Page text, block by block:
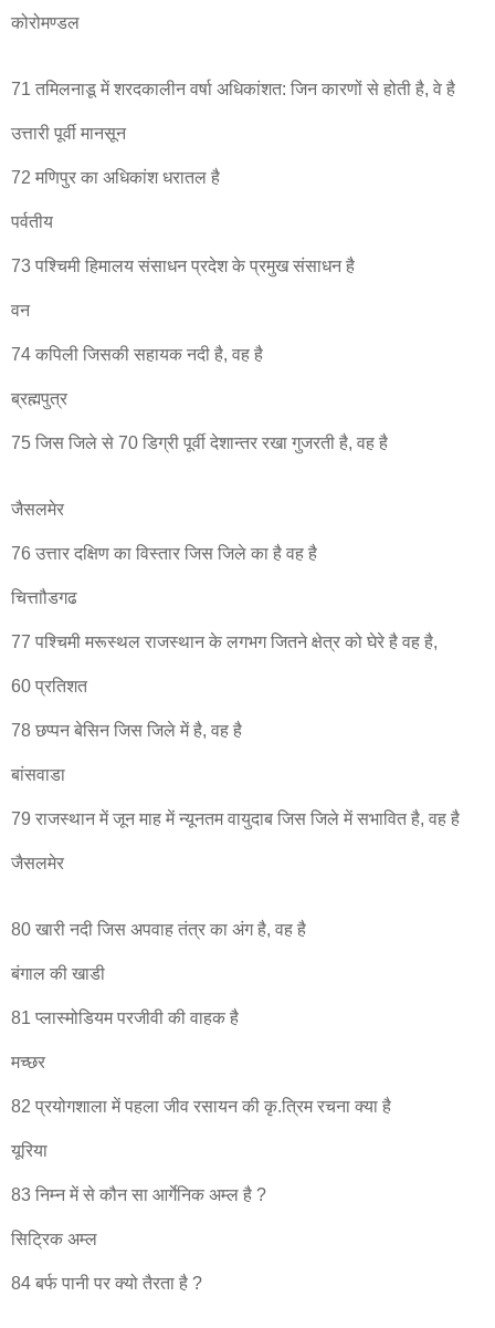
कोरोमण्डल
71 तमिलनाडू में शरदकालीन वर्षा अधिकांशत: जिन कारणों से होती है, वे है
उत्तारी पूर्वी मानसून
72 मणिपुर का अधिकांश धरातल है
पर्वतीय
73 पश्चिमी हिमालय संसाधन प्रदेश के प्रमुख संसाधन है
वन
74 कपिली जिसकी सहायक नदी है, वह है
ब्रह्मपुत्र
75 जिस जिले से 70 डिग्री पूर्वी देशान्तर रखा गुजरती है, वह है
जैसलमेर
76 उत्तार दक्षिण का विस्तार जिस जिले का है वह है
चित्ताौडगढ
77 पश्चिमी मरूस्थल राजस्थान के लगभग जितने क्षेत्र को घेरे है वह है,
60 प्रतिशत
78 छप्पन बेसिन जिस जिले में है, वह है
बांसवाडा
79 राजस्थान में जून माह में न्यूनतम वायुदाब जिस जिले में सभावित है, वह है
जैसलमेर
80 खारी नदी जिस अपवाह तंत्र का अंग है, वह है
बंगाल की खाडी
81 प्लास्मोडियम परजीवी की वाहक है
मच्छर
82 प्रयोगशाला में पहला जीव रसायन की कृ.त्रिम रचना क्या है
यूरिया
83 निम्न में से कौन सा आर्गेनिक अम्ल है ?
सिट्रिक अम्ल
84 बर्फ पानी पर क्यो तैरता है ?